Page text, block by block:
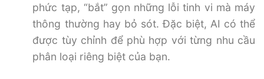
phức tạp, “bắt” gọn những lỗi tinh vi mà máy
thông thường hay bỏ sót. Đặc biệt, AI có thể
được tùy chỉnh để phù hợp với từng nhu cầu
phân loại riêng biệt của bạn.